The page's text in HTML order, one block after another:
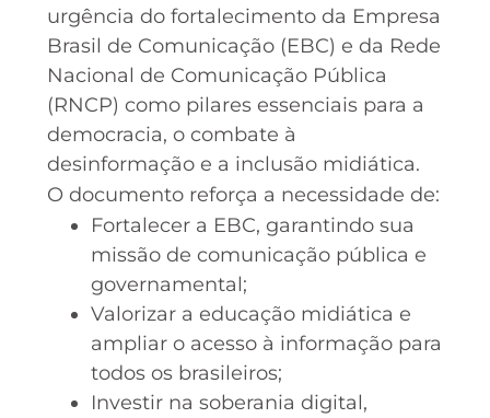
urgência do fortalecimento da Empresa
Brasil de Comunicação (EBC) e da Rede
Nacional de Comunicação Pública
(RNCP) como pilares essenciais para a
democracia, o combate à
desinformação e a inclusão midiática.
O documento reforça a necessidade de:
Fortalecer a EBC, garantindo sua
missão de comunicação pública e
governamental;
Valorizar a educação midiática e
ampliar o acesso à informação para
todos os brasileiros;
Investir na soberania digital,